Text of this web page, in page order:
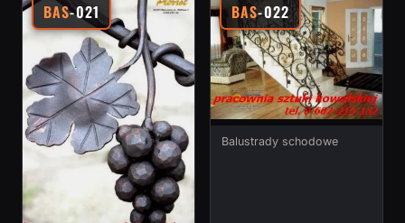
BAS-021 BAS-022
Balustrady schodowe